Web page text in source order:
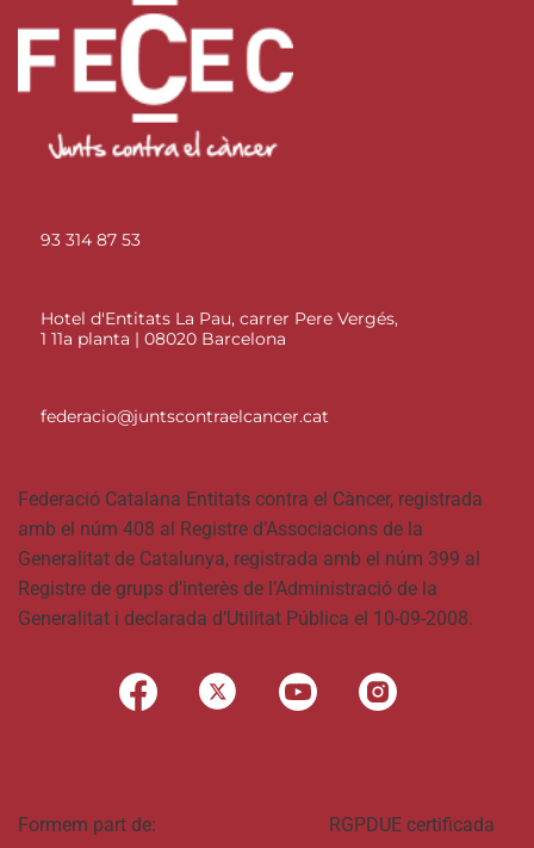
93 314 87 53
Hotel d'Entitats La Pau, carrer Pere Vergés,
1 11a planta | 08020 Barcelona
federacio@juntscontraelcancer.cat
Federació Catalana Entitats contra el Càncer, registrada
amb el núm 408 al Registre d’Associacions de la
Generalitat de Catalunya, registrada amb el núm 399 al
Registre de grups d’interès de l’Administració de la
Generalitat i declarada d’Utilitat Pública el 10-09-2008.
Formem part de:
RGPDUE certificada